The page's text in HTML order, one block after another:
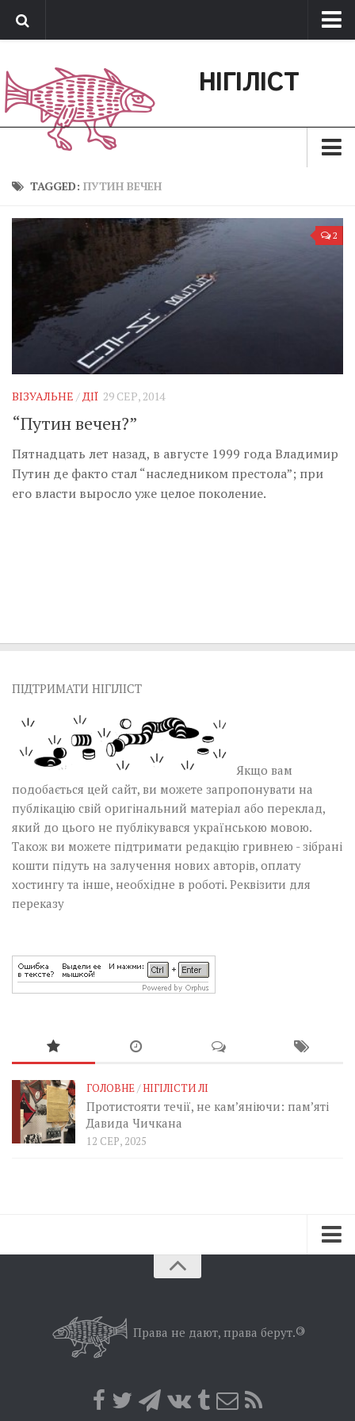
Обратная связь
Поддержать сайт
НІГІЛІСТ
Зараз
Дії
Belles lettres
Агітатор
Музика революції
Научпоп
Цитати
Inter/antinational
TAGGED: ПУТИН ВЕЧЕН
2
ВІЗУАЛЬНЕ /ДІЇ 29 СЕР, 2014
“Путин вечен?”
Пятнадцать лет назад, в августе 1999 года Владимир
Путин де факто стал “наследником престола”; при
его власти выросло уже целое поколение.
ПІДТРИМАТИ НІГІЛІСТ
Якщо вам
подобається цей сайт, ви можете запропонувати на
публікацію свій оригінальний матеріал або переклад,
який до цього не публікувався українською мовою.
Також ви можете підтримати редакцію гривнею - зібрані
кошти підуть на залучення нових авторів, оплату
хостингу та інше, необхідне в роботі. Реквізити для
переказу
ГОЛОВНЕ/НІГІЛІСТИ ЛІ
Протистояти течії, не кам’яніючи: пам’яті
Давида Чичкана
12 СЕР, 2025
Позиція
Права не дают, права берут.©